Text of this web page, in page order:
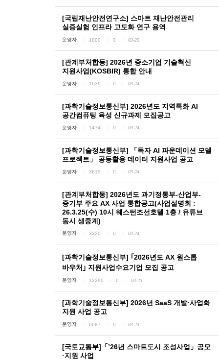
[국립재난안전연구소] 스마트 재난안전관리
실증실험 인프라 고도화 연구 용역
운영자 1000 0 03-25
[관계부처합동] 2026년 중소기업 기술혁신
지원사업(KOSBIR) 통합 안내
운영자 1639 0 03-24
[과학기술정보통신부] 2026년도 지역특화 AI
공간컴퓨팅 육성 신규과제 모집공고
운영자 1474 0 03-24
[과학기술정보통신부] 「독자 AI 파운데이션 모델
프로젝트」 공동활용 데이터 지원사업 공고
운영자 3615 0 03-24
[관계부처합동] 2026년도 과기정통부-산업부-
중기부 주요 AX 사업 통합공고(사업설명회 :
26.3.25(수) 10시 웨스턴조선호텔 1층 / 유튜브
동시 생중계)
운영자 3320 0 03-24
[과학기술정보통신부] ｢2026년도 AX 원스톱
바우처｣ 지원사업수요기업 모집 공고
운영자 12290 0 03-23
[과학기술정보통신부] 2026년 SaaS 개발·사업화
지원 사업 공고
운영자 6687 0 03-23
[국토교통부]「’26년 스마트도시 조성사업」공모
·지원 사업